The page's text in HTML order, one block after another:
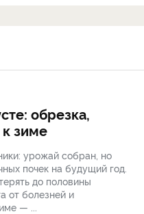
обрезка,
зиме
урожай собран, но
почек на будущий год.
до половины
от болезней и
— ...